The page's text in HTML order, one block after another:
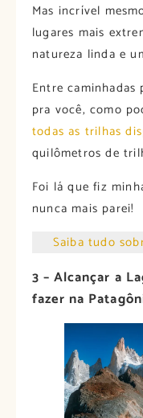
Mas incrível
lugares mais
natureza linda e
Entre caminhadas
pra você, como
todas as trilhas
quilômetros de
Foi lá que fiz
nunca mais parei!
Saiba tudo
3 – Alcançar a
fazer na